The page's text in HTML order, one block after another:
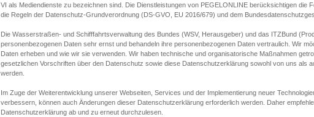
VI als Mediendienste zu bezeichnen sind. Die Dienstleistungen von PEGELONLINE berücksichtigen die
die Regeln der Datenschutz-Grundverordnung (DS-GVO, EU 2016/679) und dem
Die Wasserstraßen- und Schifffahrtsverwaltung des Bundes (WSV, Herausgeber) und das ITZBund
personenbezogenen Daten sehr ernst und behandeln ihre personenbezogenen Daten vertraulich. Wir
Daten erheben und wie wir sie verwenden. Wir haben technische und organisatorische Maßnahmen
gesetzlichen Vorschriften über den Datenschutz sowie diese Datenschutzerklärung sowohl von uns als
werden.
Im Zuge der Weiterentwicklung unserer Webseiten, Services und der Implementierung neuer
verbessern, können auch Änderungen dieser Datenschutzerklärung erforderlich werden. Daher
Datenschutzerklärung ab und zu erneut durchzulesen.